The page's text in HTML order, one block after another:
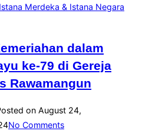
Merdeka & Istana Negara
dalam
ke-79 di Gereja
Rawamangun
on August 24,
No Comments